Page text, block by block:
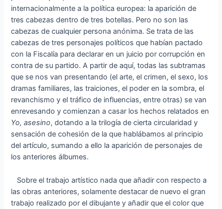
internacionalmente a la política europea: la aparición de
tres cabezas dentro de tres botellas. Pero no son las
cabezas de cualquier persona anónima. Se trata de las
cabezas de tres personajes políticos que habían pactado
con la Fiscalía para declarar en un juicio por corrupción en
contra de su partido. A partir de aquí, todas las subtramas
que se nos van presentando (el arte, el crimen, el sexo, los
dramas familiares, las traiciones, el poder en la sombra, el
revanchismo y el tráfico de influencias, entre otras) se van
enrevesando y comienzan a casar los hechos relatados en
Yo, asesino, dotando a la trilogía de cierta circularidad y
sensación de cohesión de la que hablábamos al principio
del artículo, sumando a ello la aparición de personajes de
los anteriores álbumes.
Sobre el trabajo artístico nada que añadir con respecto a
las obras anteriores, solamente destacar de nuevo el gran
trabajo realizado por el dibujante y añadir que el color que